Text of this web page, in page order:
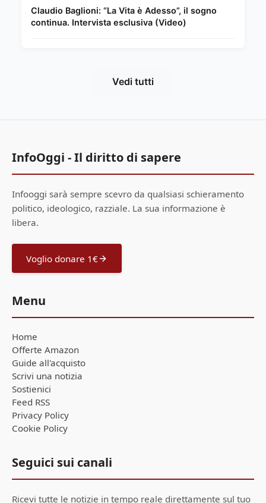
Claudio Baglioni: “La Vita è Adesso”, il sogno
continua. Intervista esclusiva (Video)
Vedi tutti
InfoOggi - Il diritto di sapere
Infooggi sarà sempre scevro da qualsiasi schieramento
politico, ideologico, razziale. La sua informazione è
libera.
Voglio donare 1€
Menu
Home
Offerte Amazon
Guide all'acquisto
Scrivi una notizia
Sostienici
Feed RSS
Privacy Policy
Cookie Policy
Seguici sui canali
Ricevi tutte le notizie in tempo reale direttamente sul tuo